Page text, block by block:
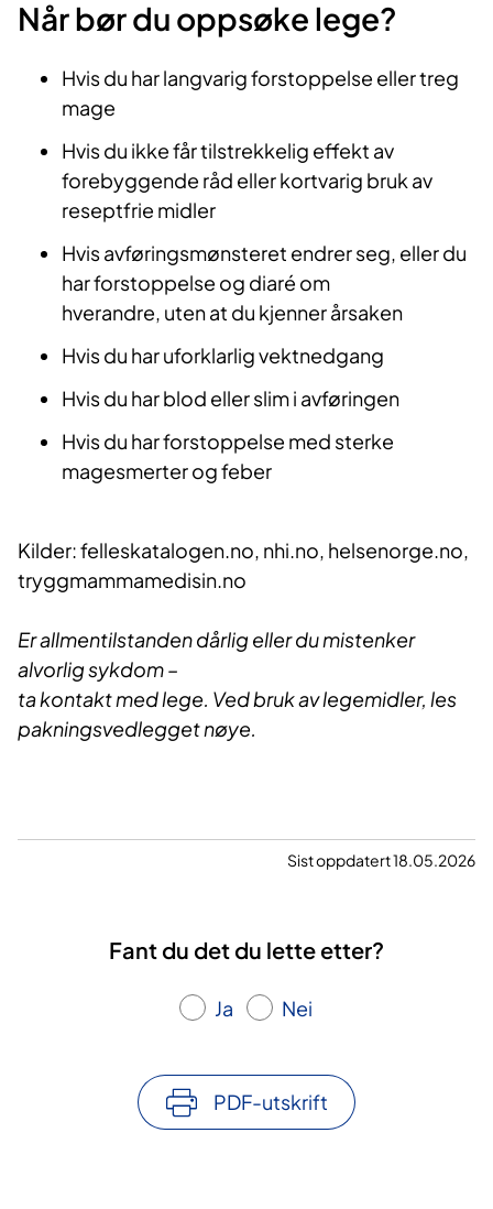
Når bør du oppsøke lege?
Hvis du har langvarig forstoppelse eller treg
mage
Hvis du ikke får tilstrekkelig effekt av
forebyggende råd eller kortvarig bruk av
reseptfrie midler
Hvis avføringsmønsteret endrer seg, eller du
har forstoppelse og diaré om
hverandre, uten at du kjenner årsaken
Hvis du har uforklarlig vektnedgang
Hvis du har blod eller slim i avføringen
Hvis du har forstoppelse med sterke
magesmerter og feber
Kilder: felleskatalogen.no, nhi.no, helsenorge.no,
tryggmammamedisin.no
Er allmentilstanden dårlig eller du mistenker
alvorlig sykdom –
ta kontakt med lege. Ved bruk av legemidler, les
pakningsvedlegget nøye.
Sist oppdatert 18.05.2026
Fant du det du lette etter?
Ja Nei
PDF-utskrift